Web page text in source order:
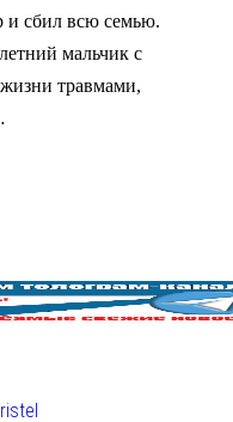
и сбил всю семью.
мальчик с
травмами,